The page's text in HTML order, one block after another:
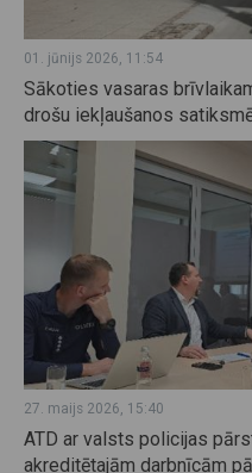
01. jūnijs 2026, 11:54
Sākoties vasaras
drošu iekļaušanos
27. maijs 2026, 15:40
ATD ar valsts policijas
akreditētajām darbnīcām